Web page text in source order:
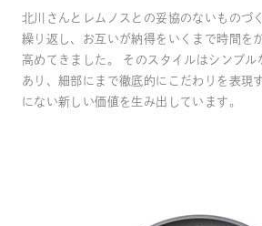
北川さんとレムノスとの妥協のないものづ
繰り返し、お互いが納得をいくまで時間を
高めてきました。 そのスタイルはシンプル
あり、細部にまで徹底的にこだわりを表現
にない新しい価値を生み出しています。